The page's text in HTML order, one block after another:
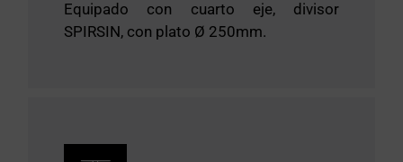
Equipado con cuarto eje, divisor
SPIRSIN, con plato Ø 250mm.